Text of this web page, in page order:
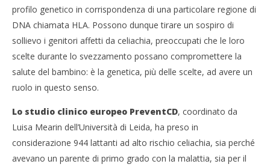
profilo genetico in corrispondenza di una particolare regione di
DNA chiamata HLA. Possono dunque tirare un sospiro di
sollievo i genitori affetti da celiachia, preoccupati che le loro
scelte durante lo svezzamento possano compromettere la
salute del bambino: è la genetica, più delle scelte, ad avere un
ruolo in questo senso.
Lo studio clinico europeo PreventCD, coordinato da
Luisa Mearin dell’Università di Leida, ha preso in
considerazione 944 lattanti ad alto rischio celiachia, sia perché
avevano un parente di primo grado con la malattia, sia per il